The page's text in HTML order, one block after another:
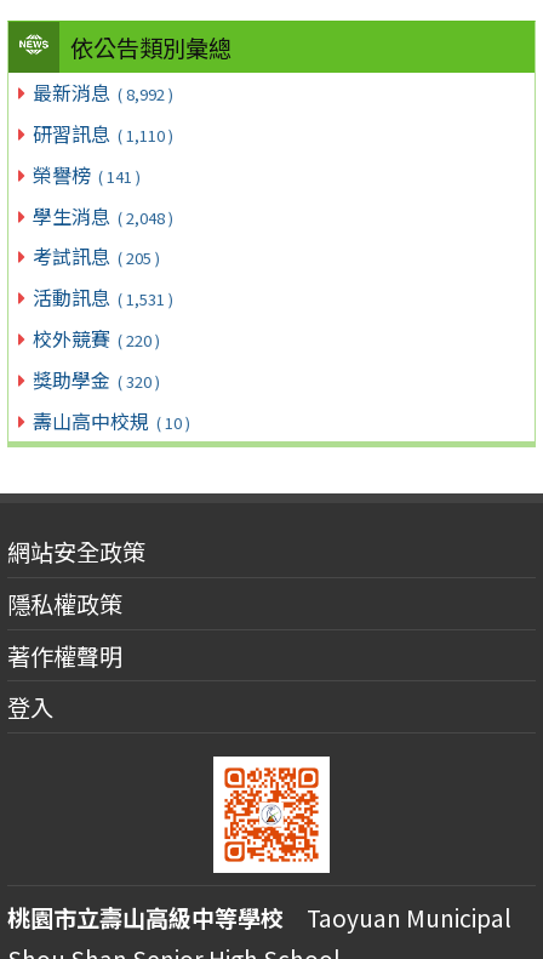
依公告類別彙總
最新消息 ( 8,992 )
研習訊息 ( 1,110 )
榮譽榜 ( 141 )
學生消息 ( 2,048 )
考試訊息 ( 205 )
活動訊息 ( 1,531 )
校外競賽 ( 220 )
獎助學金 ( 320 )
壽山高中校規 ( 10 )
網站安全政策
隱私權政策
著作權聲明
登入
桃園市立壽山高級中等學校 Taoyuan Municipal